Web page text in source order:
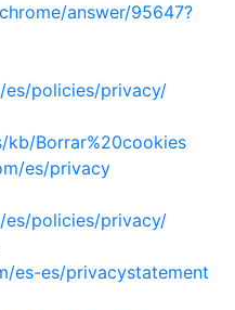
answer/95647?
policies/privacy/
Borrar%20cookies
es/privacy
policies/privacy/
es-es/privacystatement